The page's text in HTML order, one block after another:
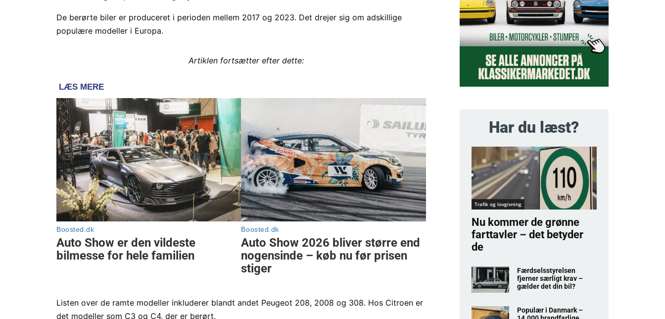
De berørte biler er produceret i perioden mellem 2017 og 2023. Det drejer sig om adskillige
populære modeller i Europa.
Artiklen fortsætter efter dette:
Listen over de ramte modeller inkluderer blandt andet Peugeot 208, 2008 og 308. Hos Citroen er
det modeller som C3 og C4, der er berørt.
Har du læst?
Trafik og lovgivning
Nu kommer de grønne
farttavler – det betyder
de
Færdselsstyrelsen
fjerner særligt krav –
gælder det din bil?
Populær i Danmark –